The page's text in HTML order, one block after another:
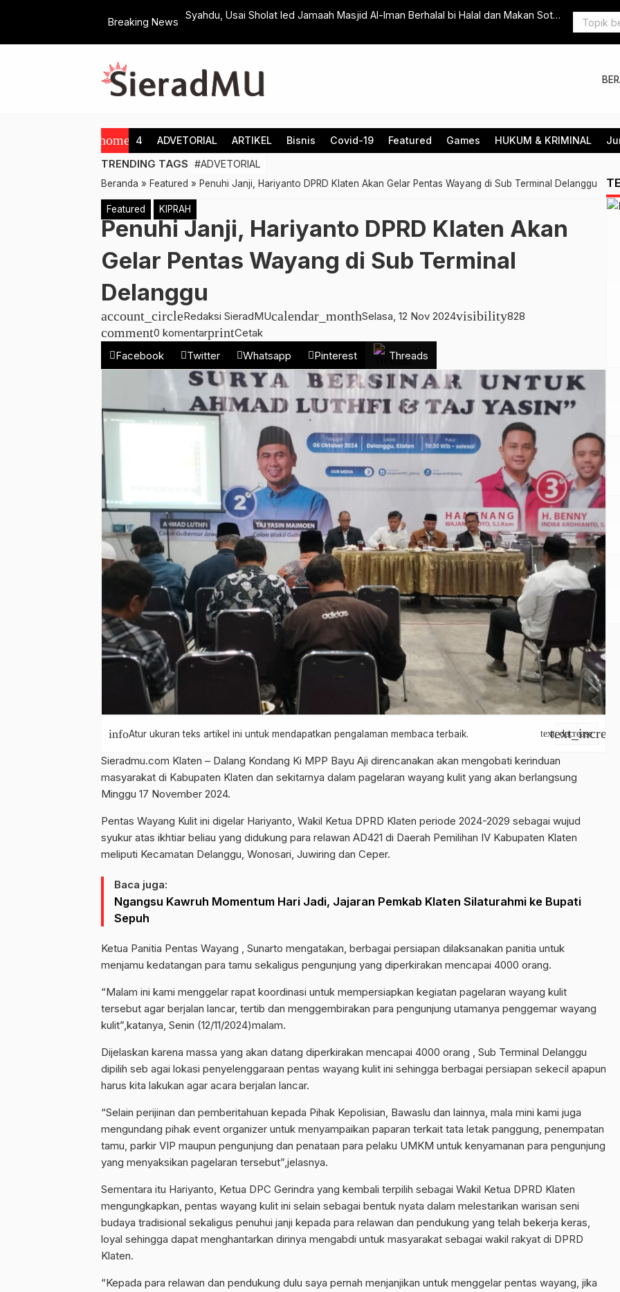
Breaking News
Syahdu, Usai Sholat Ied Jamaah Masjid Al-Iman Berhalal bi Halal dan Makan Soto
Sambut
Tabligh
home 4 ADVETORIAL ARTIKEL Bisnis Covid-19 Featured Games HUKUM & KRIMINAL
TRENDING TAGS #ADVETORIAL
Beranda » Featured » Penuhi Janji, Hariyanto DPRD Klaten Akan Gelar Pentas Wayang di Sub Terminal Delanggu
Featured KIPRAH
Penuhi Janji, Hariyanto DPRD Klaten Akan
Gelar Pentas Wayang di Sub Terminal
Delanggu
account_circleRedaksi SieradMUcalendar_monthSelasa, 12 Nov 2024visibility828
comment0 komentarprintCetak
Facebook
Twitter Whatsapp Pinterest Threads
infoAtur ukuran teks artikel ini untuk mendapatkan pengalaman membaca terbaik. text_decrease
Sieradmu.com Klaten – Dalang Kondang Ki MPP Bayu Aji direncanakan akan mengobati kerinduan
masyarakat di Kabupaten Klaten dan sekitarnya dalam pagelaran wayang kulit yang akan berlangsung
Minggu 17 November 2024.
Pentas Wayang Kulit ini digelar Hariyanto, Wakil Ketua DPRD Klaten periode 2024-2029 sebagai wujud
syukur atas ikhtiar beliau yang didukung para relawan AD421 di Daerah Pemilihan IV Kabupaten Klaten
meliputi Kecamatan Delanggu, Wonosari, Juwiring dan Ceper.
Baca juga:
Ngangsu Kawruh Momentum Hari Jadi, Jajaran Pemkab Klaten Silaturahmi ke Bupati
Sepuh
Ketua Panitia Pentas Wayang , Sunarto mengatakan, berbagai persiapan dilaksanakan panitia untuk
menjamu kedatangan para tamu sekaligus pengunjung yang diperkirakan mencapai 4000 orang.
“Malam ini kami menggelar rapat koordinasi untuk mempersiapkan kegiatan pagelaran wayang kulit
tersebut agar berjalan lancar, tertib dan menggembirakan para pengunjung utamanya penggemar wayang
kulit”,katanya, Senin (12/11/2024)malam.
Dijelaskan karena massa yang akan datang diperkirakan mencapai 4000 orang , Sub Terminal Delanggu
dipilih seb agai lokasi penyelenggaraan pentas wayang kulit ini sehingga berbagai persiapan sekecil apapun
harus kita lakukan agar acara berjalan lancar.
“Selain perijinan dan pemberitahuan kepada Pihak Kepolisian, Bawaslu dan lainnya, mala mini kami juga
mengundang pihak event organizer untuk menyampaikan paparan terkait tata letak panggung, penempatan
tamu, parkir VIP maupun pengunjung dan penataan para pelaku UMKM untuk kenyamanan para pengunjung
yang menyaksikan pagelaran tersebut”,jelasnya.
Sementara itu Hariyanto, Ketua DPC Gerindra yang kembali terpilih sebagai Wakil Ketua DPRD Klaten
mengungkapkan, pentas wayang kulit ini selain sebagai bentuk nyata dalam melestarikan warisan seni
budaya tradisional sekaligus penuhui janji kepada para relawan dan pendukung yang telah bekerja keras,
loyal sehingga dapat menghantarkan dirinya mengabdi untuk masyarakat sebagai wakil rakyat di DPRD
Klaten.
“Kepada para relawan dan pendukung dulu saya pernah menjanjikan untuk menggelar pentas wayang, jika